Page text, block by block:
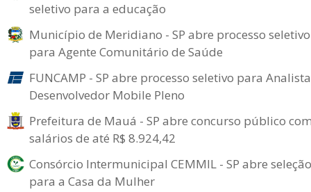
seletivo para a educação
Município de Meridiano - SP abre processo seletivo
para Agente Comunitário de Saúde
FUNCAMP - SP abre processo seletivo para Analista
Desenvolvedor Mobile Pleno
Prefeitura de Mauá - SP abre concurso público
salários de até R$ 8.924,42
Consórcio Intermunicipal CEMMIL - SP abre seleção
para a Casa da Mulher